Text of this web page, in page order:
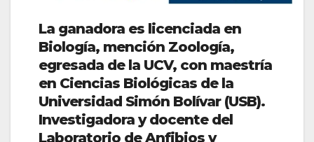
La ganadora es licenciada en
Biología, mención Zoología,
egresada de la UCV, con maestría
en Ciencias Biológicas de la
Universidad Simón Bolívar (USB).
Investigadora y docente del
Laboratorio de Anfibios y